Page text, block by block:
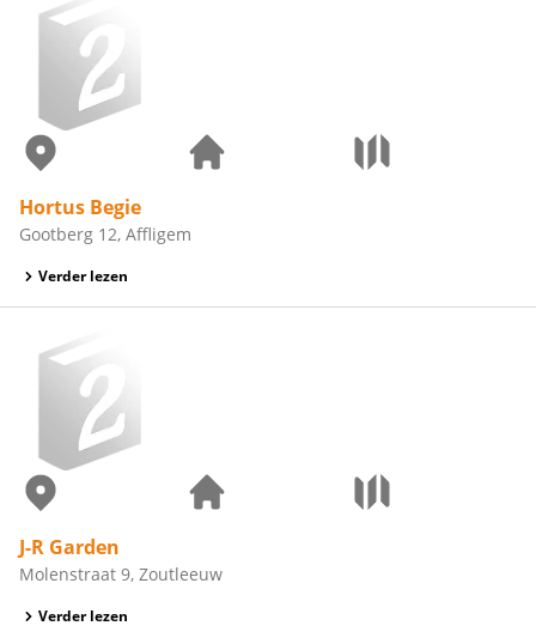
Hortus Begie
Gootberg 12, Affligem
Verder lezen
J-R Garden
Molenstraat 9, Zoutleeuw
Verder lezen